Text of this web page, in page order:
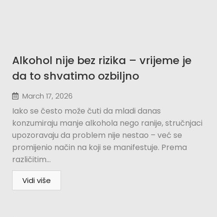
Alkohol nije bez rizika – vrijeme je
da to shvatimo ozbiljno
March 17, 2026
Iako se često može čuti da mladi danas
konzumiraju manje alkohola nego ranije, stručnjaci
upozoravaju da problem nije nestao – već se
promijenio način na koji se manifestuje. Prema
različitim...
Vidi više